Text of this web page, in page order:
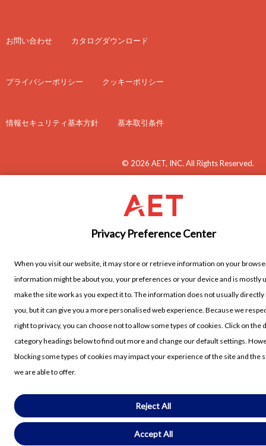
お問い合わせ カタログダウンロード
プライバシーポリシー クッキーポリシー
情報セキュリティ基本方針 基本取引条件
© 2026 AET, INC. All Rights Reserved.
Privacy Preference Center
When you visit our website, it may store or retrieve information on your
information might be about you, your preferences or your device and is mostly
make the site work as you expect it to. The information does not usually
you, but it can give you a more personalised web experience. Because we
right to privacy, you can choose not to allow some types of cookies. Click on the
category headings below to find out more and change our default settings.
blocking some types of cookies may impact your experience of the site and the
we are able to offer.
Reject All
Accept All